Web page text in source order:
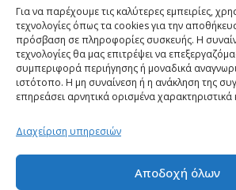
Για να παρέχουμε τις καλύτερες εμπειρίες,
τεχνολογίες όπως τα cookies για την
πρόσβαση σε πληροφορίες συσκευής. Η
τεχνολογίες θα μας επιτρέψει να
συμπεριφορά περιήγησης ή μοναδικά
ιστότοπο. Η μη συναίνεση ή η ανάκληση της
επηρεάσει αρνητικά ορισμένα χαρακτηριστικά
Διαχείριση υπηρεσιών
Αποδοχή όλων
Επικοινωνία
Τηλ.:23820 81086, 23820 81087,
23820 81088,23820 29269
Fax:23820 82750
Email:tecnoplastica@otenet.gr